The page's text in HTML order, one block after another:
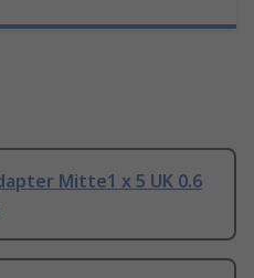
Mitte1 x 5 UK 0.6